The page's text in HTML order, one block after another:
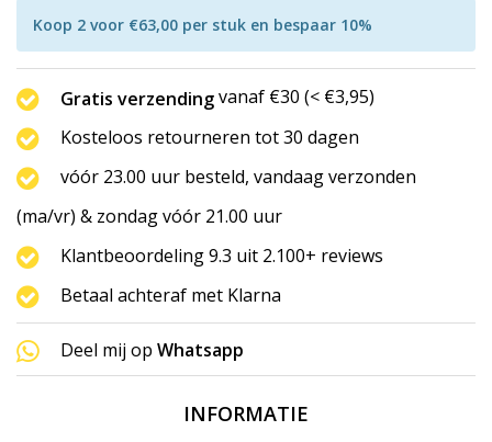
Koop 2 voor €63,00 per stuk en bespaar 10%
Gratis verzendingvanaf €30 (< €3,95)
Kosteloos retourneren tot 30 dagen
vóór 23.00 uur besteld, vandaag verzonden
(ma/vr) & zondag vóór 21.00 uur
Klantbeoordeling 9.3 uit 2.100+ reviews
Betaal achteraf met Klarna
Deel mij op Whatsapp
INFORMATIE